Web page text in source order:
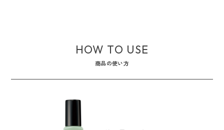
HOW TO USE
商品の使い方